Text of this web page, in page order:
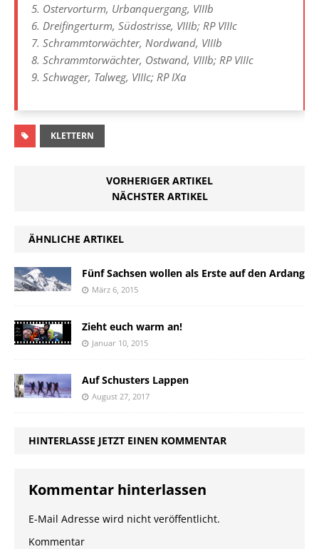
Ostervorturm, Urbanquergang, VIIIb
Dreifingerturm, Südostrisse, VIIIb; RP VIIIc
Schrammtorwächter, Nordwand, VIIIb
Schrammtorwächter, Ostwand, VIIIb; RP VIIIc
Schwager, Talweg, VIIIc; RP IXa
KLETTERN
VORHERIGER ARTIKEL
NÄCHSTER ARTIKEL
ÄHNLICHE ARTIKEL
Fünf Sachsen wollen als Erste auf den Ardang
März 6, 2015
Zieht euch warm an!
Januar 10, 2015
Auf Schusters Lappen
August 27, 2017
HINTERLASSE JETZT EINEN KOMMENTAR
Kommentar hinterlassen
E-Mail Adresse wird nicht veröffentlicht.
Kommentar